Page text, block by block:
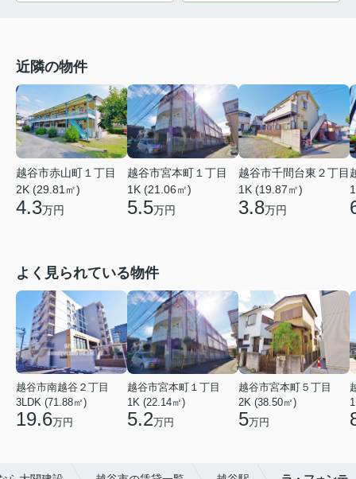
近隣の物件
越谷市赤山町１丁目
2K (29.81㎡)
4.3万円
越谷市宮本町１丁目
1K (21.06㎡)
5.5万円
越谷市千間台東２丁目
1K (19.87㎡)
3.8万円
よく見られている物件
越谷市南越谷２丁目
3LDK (71.88㎡)
19.6万円
越谷市宮本町１丁目
1K (22.14㎡)
5.2万円
越谷市宮本町５丁目
2K (38.50㎡)
5万円